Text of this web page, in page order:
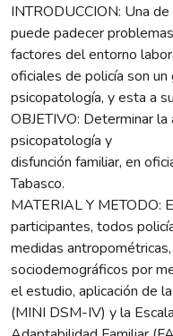
INTRODUCCION: Una
puede padecer
factores del entorno
oficiales de policía son
psicopatología, y esta a
OBJETIVO: Determinar
psicopatología y
disfunción familiar, en
Tabasco.
MATERIAL Y METODO:
participantes, todos
medidas
sociodemográficos por
el estudio, aplicación de
(MINI DSM-IV) y la